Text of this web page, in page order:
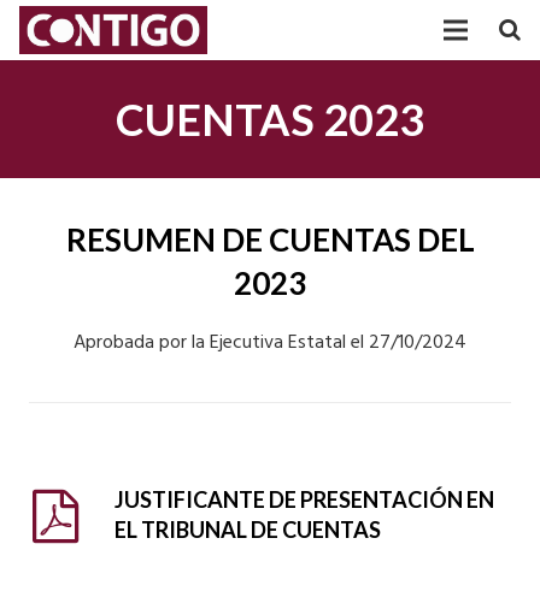
PARTICIPACIÓN
TRANSPARENCIA
CUENTAS 2023
RESUMEN DE CUENTAS DEL
2023
Aprobada por la Ejecutiva Estatal el 27/10/2024
JUSTIFICANTE DE PRESENTACIÓN EN
EL TRIBUNAL DE CUENTAS